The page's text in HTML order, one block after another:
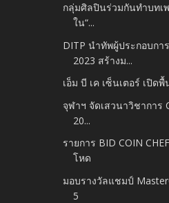
กลุ่มศิลปินร่วมกันทำบทเพ
ใน“...
DITP นำทัพผู้ประกอบกา
2023 สร้างม...
เอ็ม บี เค เซ็นเตอร์ เปิด
จุฬาฯ จัดเสวนาวิชาการ
20...
รายการ BID COIN
โหด
มอบรางวัลแชมป์
5